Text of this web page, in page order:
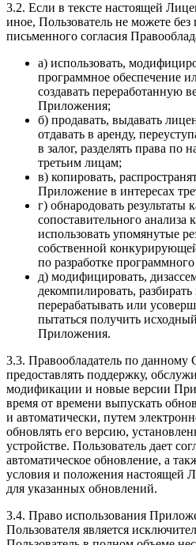
3.2. Если в тексте настоящей
иное, Пользователь не можете без
письменного согласия
а) использовать,
программное обеспечение
создавать переработанную
Приложения;
б) продавать, выдавать
отдавать в аренду,
в залог, разделять права
третьим лицам;
в) копировать,
Приложение в интересах
г) обнародовать результаты
сопоставительного анализа
использовать упомянутые
собственной
по разработке
д) модифицировать,
декомпилировать,
перерабатывать или
пытаться получить
Приложения.
3.3. Правообладатель по данному
предоставлять поддержку,
модификации и новые версии
время от времени выпускать
и автоматически, путем
обновлять его версию,
устройстве. Пользователь дает
автоматическое обновление, а
условия и положения настоящей
для указанных обновлений.
3.4. Право использования
Пользователя является